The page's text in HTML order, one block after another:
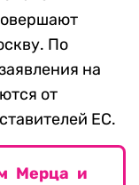
По
на
от
ЕС.
Мерца и